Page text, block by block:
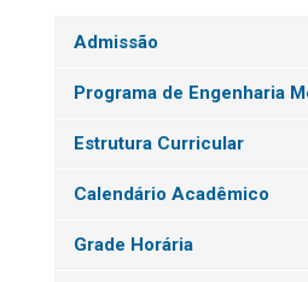
Admissão
Programa de Engenharia
Estrutura Curricular
Calendário Acadêmico
Grade Horária